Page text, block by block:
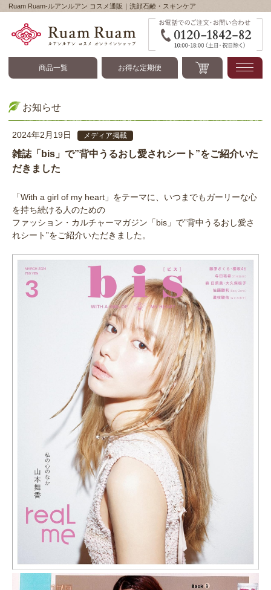
Ruam Ruam-ルアンルアン コスメ通販｜洗顔石鹸・スキンケア
Ruam Ruam-ルアンルアン
商品一覧 お得な定期便
お知らせ
2024年2月19日 メディア掲載
雑誌「bis」で”背中うるおし愛されシート”をご紹介いた
だきました
「With a girl of my heart」をテーマに、いつまでもガーリーな心
を持ち続ける人のための
ファッション・カルチャーマガジン「bis」で”背中うるおし愛さ
れシート”をご紹介いただきました。